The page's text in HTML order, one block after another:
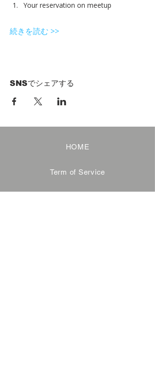
Your reservation on meetup
続きを読む >>
SNSでシェアする
HOME
Term of Service